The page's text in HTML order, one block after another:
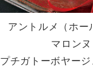
アントルメ（ホ
マロン
プチガトーボヤー